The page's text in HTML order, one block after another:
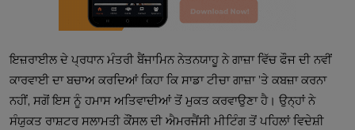
ਇਜ਼ਰਾਈਲ ਦੇ ਪ੍ਰਧਾਨ ਮੰਤਰੀ ਬੈਂਜਾਮਿਨ ਨੇਤਨਯਾਹੂ ਨੇ ਗਾਜ਼ਾ ਵਿੱਚ ਫੌਜ ਦੀ ਨਵੀਂ
ਕਾਰਵਾਈ ਦਾ ਬਚਾਅ ਕਰਦਿਆਂ ਕਿਹਾ ਕਿ ਸਾਡਾ ਟੀਚਾ ਗਾਜ਼ਾ ’ਤੇ ਕਬਜ਼ਾ ਕਰਨਾ
ਨਹੀਂ, ਸਗੋਂ ਇਸ ਨੂੰ ਹਮਾਸ ਅਤਿਵਾਦੀਆਂ ਤੋਂ ਮੁਕਤ ਕਰਵਾਉਣਾ ਹੈ। ਉਨ੍ਹਾਂ ਨੇ
ਸੰਯੁਕਤ ਰਾਸ਼ਟਰ ਸਲਾਮਤੀ ਕੌਂਸਲ ਦੀ ਐਮਰਜੈਂਸੀ ਮੀਟਿੰਗ ਤੋਂ ਪਹਿਲਾਂ ਵਿਦੇਸ਼ੀ